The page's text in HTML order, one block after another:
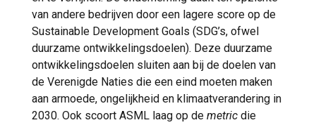
van andere bedrijven door een lagere score op de
Sustainable Development Goals (SDG’s, ofwel
duurzame ontwikkelingsdoelen). Deze duurzame
ontwikkelingsdoelen sluiten aan bij de doelen van
de Verenigde Naties die een eind moeten maken
aan armoede, ongelijkheid en klimaatverandering in
2030. Ook scoort ASML laag op de metric die